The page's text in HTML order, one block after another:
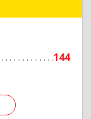
144